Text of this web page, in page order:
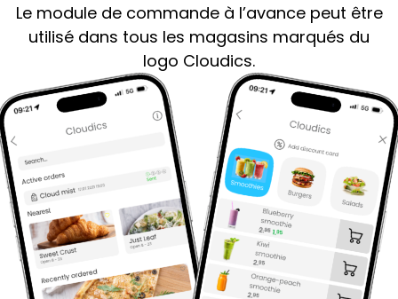
Le module de commande à l’avance peut être
utilisé dans tous les magasins marqués du
logo Cloudics.